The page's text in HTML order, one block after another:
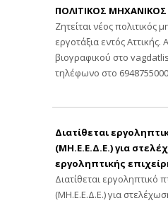
ΠΟΛΙΤΙΚΟΣ ΜΗΧΑΝΙΚΟΣ
Ζητείται νέος πολιτικός
εργοτάξια εντός Αττικής.
βιογραφικού στο
τηλέφωνο στο
Διατίθεται
(ΜΗ.Ε.Ε.Δ.Ε.) για
εργοληπτικής
Διατίθεται εργοληπτικό
(ΜΗ.Ε.Ε.Δ.Ε.) για